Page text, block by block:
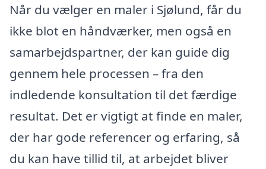
Når du vælger en maler i Sjølund, får du
ikke blot en håndværker, men også en
samarbejdspartner, der kan guide dig
gennem hele processen – fra den
indledende konsultation til det færdige
resultat. Det er vigtigt at finde en maler,
der har gode referencer og erfaring, så
du kan have tillid til, at arbejdet bliver